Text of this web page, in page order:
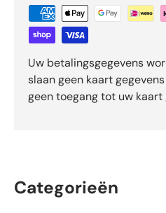
Uw betalingsgegevens
slaan geen kaart
geen toegang tot uw kaart
Categorieën